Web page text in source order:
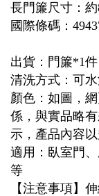
長門簾尺寸：
國際條碼：
出貨：門簾*1件
清洗方式：可
顏色：如圖，
係，與實品略
示，產品內容
適用：臥室門
等
【注意事項】